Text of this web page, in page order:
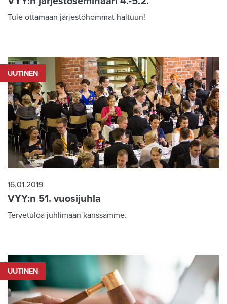
Tule ottamaan järjestöhommat haltuun!
UUTINEN
16.01.2019
VYY:n 51. vuosijuhla
Tervetuloa juhlimaan kanssamme.
UUTINEN